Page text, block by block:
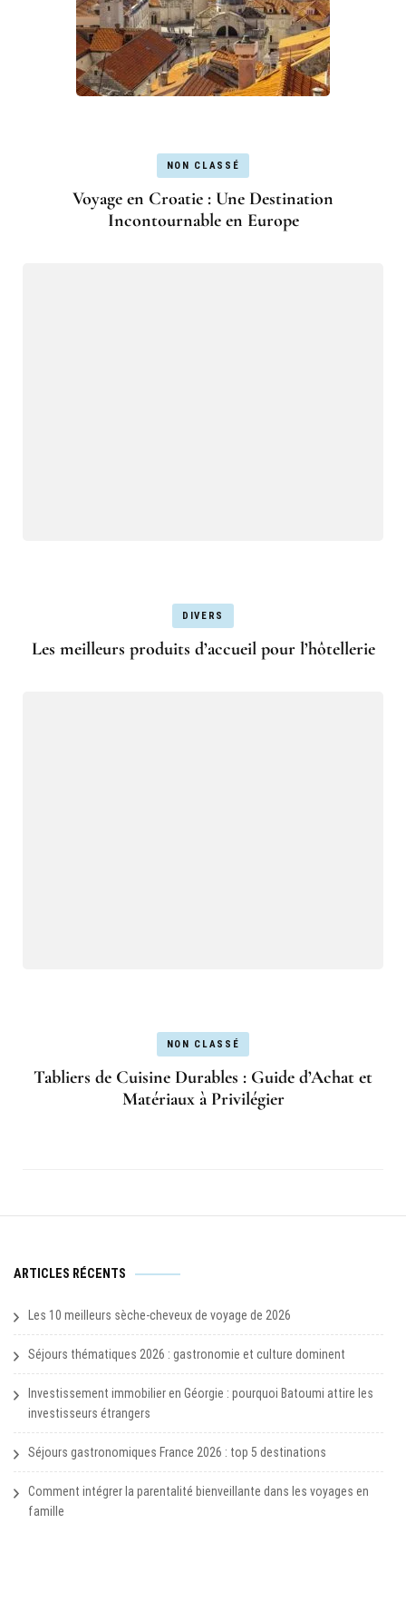
NON CLASSÉ
Voyage en Croatie : Une Destination
Incontournable en Europe
DIVERS
Les meilleurs produits d’accueil pour l’hôtellerie
NON CLASSÉ
Tabliers de Cuisine Durables : Guide d’Achat et
Matériaux à Privilégier
ARTICLES RÉCENTS
Les 10 meilleurs sèche-cheveux de voyage de 2026
Séjours thématiques 2026 : gastronomie et culture dominent
Investissement immobilier en Géorgie : pourquoi Batoumi attire les
investisseurs étrangers
Séjours gastronomiques France 2026 : top 5 destinations
Comment intégrer la parentalité bienveillante dans les voyages en
famille